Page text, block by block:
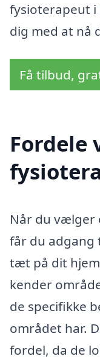
fysioterapeut
dig med at nå
Få tilbud,
Fordele
Når du vælger
får du adgang
tæt på dit
kender
de specifikke
området har.
fordel, da de